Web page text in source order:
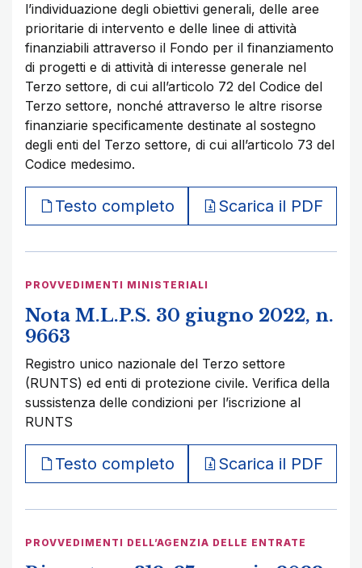
l’individuazione degli obiettivi generali, delle aree
prioritarie di intervento e delle linee di attività
finanziabili attraverso il Fondo per il finanziamento
di progetti e di attività di interesse generale nel
Terzo settore, di cui all’articolo 72 del Codice del
Terzo settore, nonché attraverso le altre risorse
finanziarie specificamente destinate al sostegno
degli enti del Terzo settore, di cui all’articolo 73 del
Codice medesimo.
Testo completo Scarica il PDF
PROVVEDIMENTI MINISTERIALI
Nota M.L.P.S. 30 giugno 2022, n.
9663
Registro unico nazionale del Terzo settore
(RUNTS) ed enti di protezione civile. Verifica della
sussistenza delle condizioni per l’iscrizione al
RUNTS
Testo completo Scarica il PDF
PROVVEDIMENTI DELL’AGENZIA DELLE ENTRATE